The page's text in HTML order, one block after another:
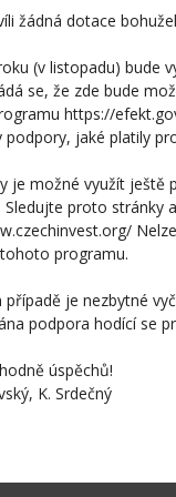
žádná dotace
(v listopadu) bude
se, že zde bude
https://
podpory, jaké platily
je možné využít ještě
proto stránky
programu.
případě je nezbytné
podpora hodící se
úspěchů!
K. Srdečný